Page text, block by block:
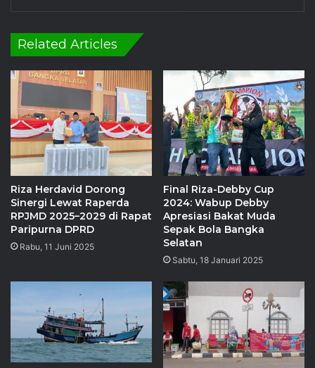
Related Articles
Riza Herdavid Dorong
Sinergi Lewat Raperda
RPJMD 2025–2029 di Rapat
Paripurna DPRD
Rabu, 11 Juni 2025
Final Riza-Debby Cup
2024: Wabup Debby
Apresiasi Bakat Muda
Sepak Bola Bangka
Selatan
Sabtu, 18 Januari 2025